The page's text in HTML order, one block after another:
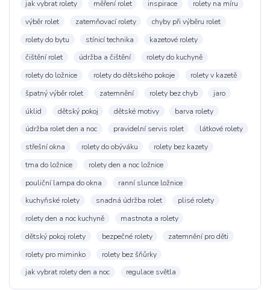
jak vybrat rolety
měření rolet inspirace
rolety na míru
výběr rolet
zatemňovací rolety
chyby při výběru rolet
rolety do bytu
stínicí technika
kazetové rolety
čištění rolet
údržba a čištění
rolety do kuchyně
rolety do ložnice
rolety do dětského pokoje
rolety v kazetě
špatný výběr rolet
zatemnění rolety bez chyb
jaro
úklid
dětský pokoj dětské motivy
barva rolety
údržba rolet den a noc
pravidelní servis rolet
látkové rolety
střešní okna
rolety do obýváku
rolety bez kazety
tma do ložnice
rolety den a noc ložnice
pouliční lampa do okna
ranní slunce ložnice
kuchyňské rolety
snadná údržba rolet
plisé rolety
rolety den a noc kuchyně
mastnota a rolety
dětský pokoj rolety
bezpečné rolety
zatemnění pro děti
rolety pro miminko
rolety bez šňůrky
jak vybrat rolety den a noc
regulace světla